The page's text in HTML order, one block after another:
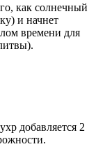
как солнечный
и начнет
времени для
добавляется 2